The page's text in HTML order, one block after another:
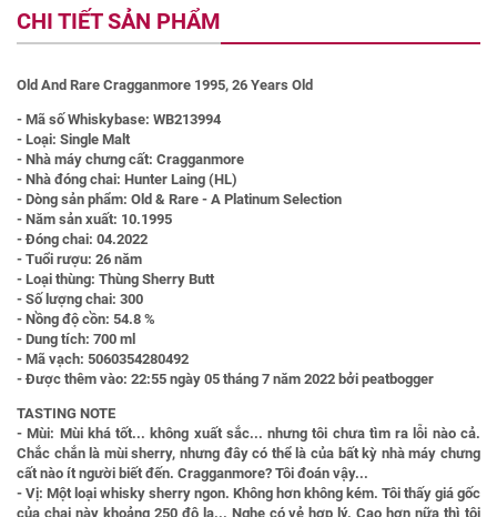
CHI TIẾT SẢN PHẨM
Old And Rare Cragganmore 1995, 26 Years Old
- Mã số Whiskybase: WB213994
- Loại: Single Malt
- Nhà máy chưng cất: Cragganmore
- Nhà đóng chai: Hunter Laing (HL)
- Dòng sản phẩm: Old & Rare - A Platinum Selection
- Năm sản xuất: 10.1995
- Đóng chai: 04.2022
- Tuổi rượu: 26 năm
- Loại thùng: Thùng Sherry Butt
- Số lượng chai: 300
- Nồng độ cồn: 54.8 %
- Dung tích: 700 ml
- Mã vạch: 5060354280492
- Được thêm vào: 22:55 ngày 05 tháng 7 năm 2022 bởi peatbogger
TASTING NOTE
- Mùi: Mùi khá tốt... không xuất sắc... nhưng tôi chưa tìm ra lỗi nào cả.
Chắc chắn là mùi sherry, nhưng đây có thể là của bất kỳ nhà máy chưng
cất nào ít người biết đến. Cragganmore? Tôi đoán vậy...
- Vị: Một loại whisky sherry ngon. Không hơn không kém. Tôi thấy giá gốc
của chai này khoảng 250 đô la... Nghe có vẻ hợp lý. Cao hơn nữa thì tôi